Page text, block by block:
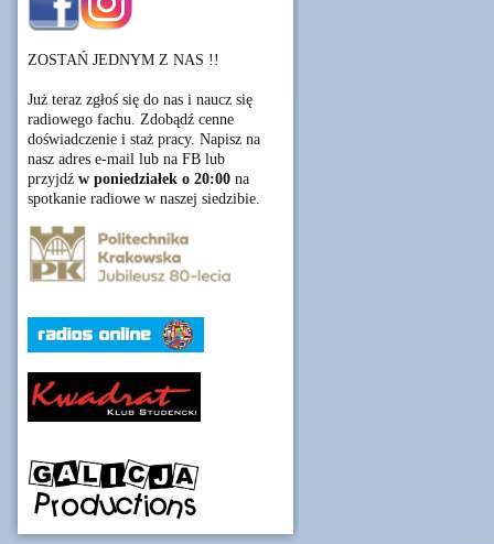
ZOSTAŃ JEDNYM Z NAS !!
Już teraz zgłoś się do nas i naucz się
radiowego fachu. Zdobądź cenne
doświadczenie i staż pracy. Napisz na
nasz adres e-mail lub na FB lub
przyjdź w poniedziałek o 20:00 na
spotkanie radiowe w naszej siedzibie.